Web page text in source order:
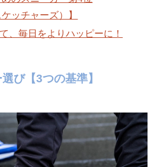
ッチャーズ）】
、毎日をよりハッピーに！
び【3つの基準】